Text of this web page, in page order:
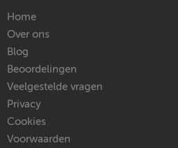
Home
Over ons
Blog
Beoordelingen
Veelgestelde vragen
Privacy
Cookies
Voorwaarden